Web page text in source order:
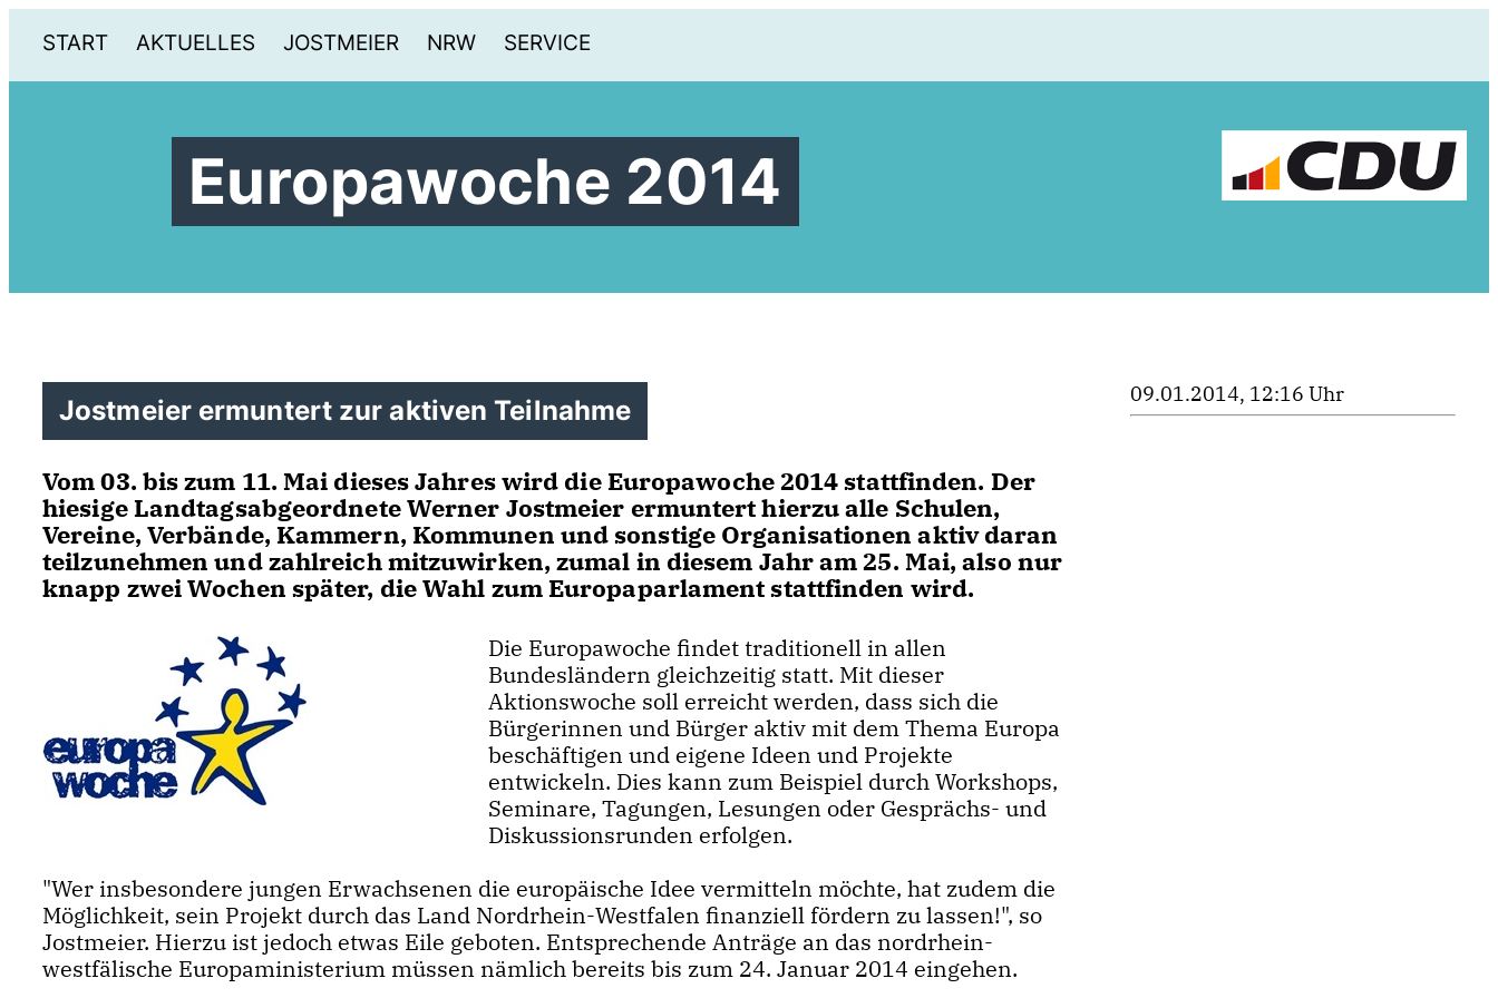
START AKTUELLES JOSTMEIER NRW SERVICE
Europawoche 2014
Jostmeier ermuntert zur aktiven Teilnahme
Vom 03. bis zum 11. Mai dieses Jahres wird die Europawoche 2014 stattfinden. Der
hiesige Landtagsabgeordnete Werner Jostmeier ermuntert hierzu alle Schulen,
Vereine, Verbände, Kammern, Kommunen und sonstige Organisationen aktiv daran
teilzunehmen und zahlreich mitzuwirken, zumal in diesem Jahr am 25. Mai, also nur
knapp zwei Wochen später, die Wahl zum Europaparlament stattfinden wird.
Die Europawoche findet traditionell in allen
Bundesländern gleichzeitig statt. Mit dieser
Aktionswoche soll erreicht werden, dass sich die
Bürgerinnen und Bürger aktiv mit dem Thema Europa
beschäftigen und eigene Ideen und Projekte
entwickeln. Dies kann zum Beispiel durch Workshops,
Seminare, Tagungen, Lesungen oder Gesprächs- und
Diskussionsrunden erfolgen.
"Wer insbesondere jungen Erwachsenen die europäische Idee vermitteln möchte, hat zudem die
Möglichkeit, sein Projekt durch das Land Nordrhein-Westfalen finanziell fördern zu lassen!", so
Jostmeier. Hierzu ist jedoch etwas Eile geboten. Entsprechende Anträge an das nordrhein-
westfälische Europaministerium müssen nämlich bereits bis zum 24. Januar 2014 eingehen.
09.01.2014, 12:16 Uhr